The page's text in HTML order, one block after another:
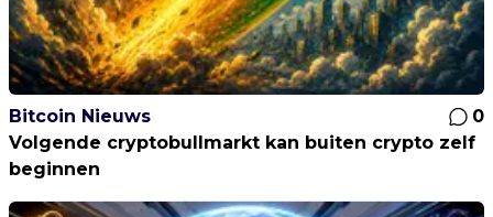
Bitcoin Nieuws
0
Volgende cryptobullmarkt kan buiten crypto zelf
beginnen